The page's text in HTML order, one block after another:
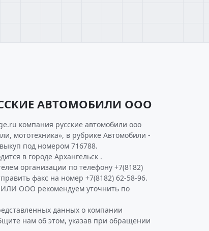
АВТОМОБИЛИ ООО
компания русские автомобили ооо
мототехника», в рубрике Автомобили -
под номером 716788.
в городе Архангельск .
организации по телефону +7(8182)
факс на номер +7(8182) 62-58-96.
ООО рекомендуем уточнить по
данных о компании
нам об этом, указав при обращении